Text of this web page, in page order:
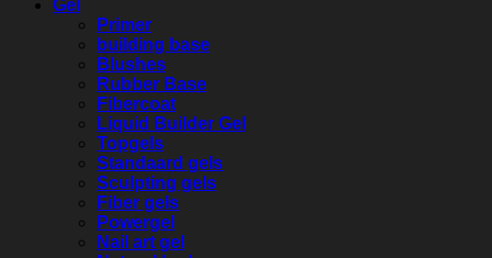
Gel
Primer
building base
Blushes
Rubber Base
Fibercoat
Liquid Builder Gel
Topgels
Standaard gels
Sculpting gels
Fiber gels
Powergel
Nail art gel